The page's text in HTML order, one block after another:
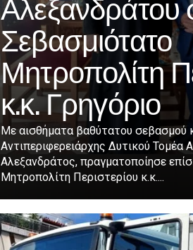
Σεβασμιότατο
Μητροπολίτη
κ.κ. Γρηγόριο
Με αισθήματα βαθύτατου σεβασμού
Αντιπεριφερειάρχης Δυτικού
Αλεξανδράτος, πραγματοποίησε
Μητροπολίτη Περιστερίου κ.κ....